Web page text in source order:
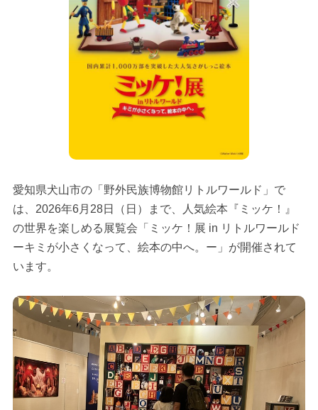
愛知県犬山市の「野外民族博物館リトルワールド」で
は、2026年6月28日（日）まで、人気絵本『ミッケ！』
の世界を楽しめる展覧会「ミッケ！展 in リトルワールド
ーキミが小さくなって、絵本の中へ。ー」が開催されて
います。